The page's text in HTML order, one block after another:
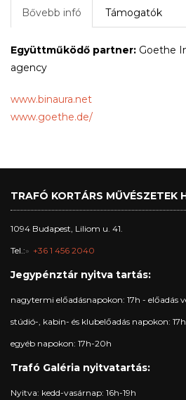
Bővebb infó Támogatók
Együttműködő partner: Goethe
agency
www.binaura.net
www.goethe.de/
TRAFÓ KORTÁRS MŰVÉSZETEK
1094 Budapest, Liliom u. 41.
Tel.: +36 1 456 2040
Jegypénztár nyitva tartás:
nagytermi előadásnapokon: 17h - előadás
stúdió-, kabin- és klubelőadás napokon:
egyéb napokon: 17h-20h
Trafó Galéria nyitvatartás:
Nyitva: kedd-vasárnap: 16h-19h